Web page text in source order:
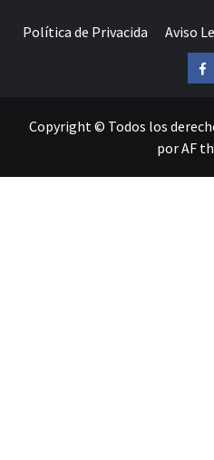
Política de Privacida Aviso
Copyright © Todos los
por AF